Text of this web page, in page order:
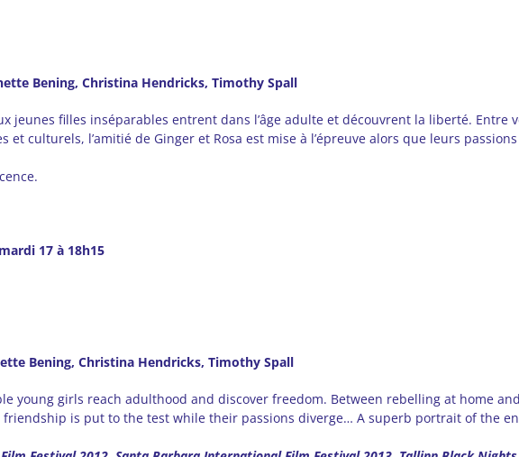
Bening, Christina Hendricks, Timothy Spall
jeunes filles inséparables entrent dans l’âge adulte et découvrent la liberté. Entre
culturels, l’amitié de Ginger et Rosa est mise à l’épreuve alors que leurs passions
17 à 18h15
Bening, Christina Hendricks, Timothy Spall
young girls reach adulthood and discover freedom. Between rebelling at home
friendship is put to the test while their passions diverge… A superb portrait of the